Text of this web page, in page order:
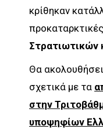
κρίθηκαν
Στρατιωτικών
Θα ακολουθήσει
σχετικά με τα
στην
υποψηφίων